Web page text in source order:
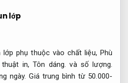
lớp
phụ thuộc vào chất liệu, Phù
thuật in,Tôn dáng. và số lượng.
ngày. Giá trung bình từ 50.000-